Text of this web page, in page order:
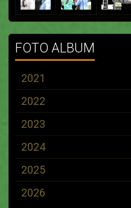
FOTO ALBUM
2021
2022
2023
2024
2025
2026